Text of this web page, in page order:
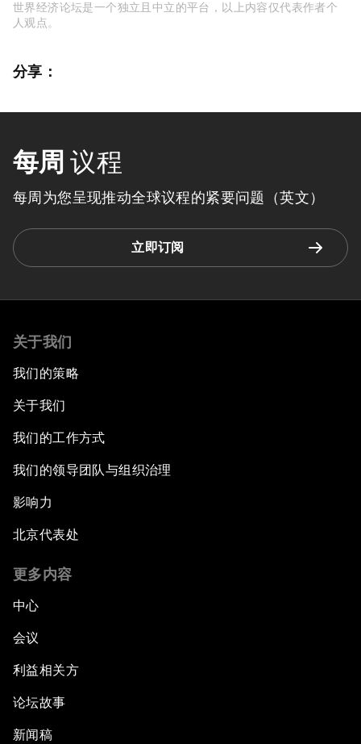
世界经济论坛是一个独立且中立的平台，以上内容仅代表作者个
人观点。
分享：
每周 议程
每周为您呈现推动全球议程的紧要问题（英文）
立即订阅
关于我们
我们的策略
关于我们
我们的工作方式
我们的领导团队与组织治理
影响力
北京代表处
更多内容
中心
会议
利益相关方
论坛故事
新闻稿